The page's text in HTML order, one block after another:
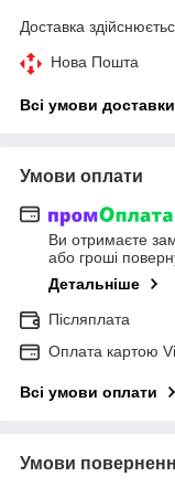
Доставка
Нова Пошта
Всі умови доставки
Умови оплати
Ви отримаєте
або гроші
Детальніше
Післяплата
Оплата картою
Всі умови оплати
Умови